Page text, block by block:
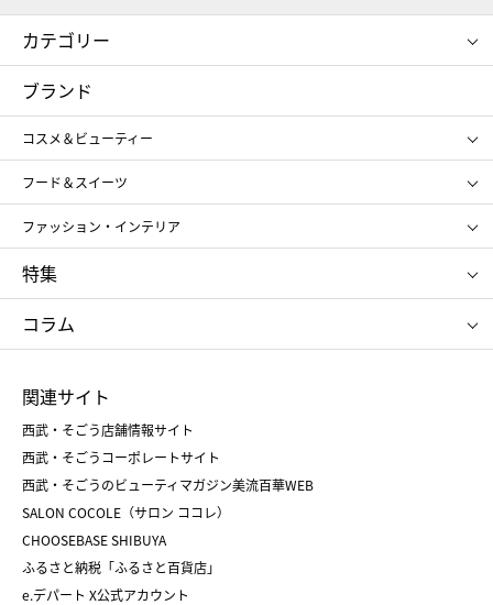
カテゴリー
コスメ＆ビューティー
ギフト
レディース
メンズ
スポーツ・アウトドア
お中元
お歳暮
ブランド
コスメ＆ビューティー
SHISEIDO
ポール&ジョー ボーテ
ジルスチュアート
NARS
RMK
クリニーク
SK-Ⅱ
フード＆スイーツ
アンリ・シャルパンティエ
ゴディバ
新宿高野
たねや
ねんりん家
ファッション・インテリア
ポロ ラルフ ローレン
タケオ キクチ
ママ＆キッズ
シュタイフ
特集
お中元
ひな人形
五月人形
父の日
クリスマスケーキ
ホワイトデー
コラム
菓子折り
和菓子
人気のギフト
バレンタイン
ホワイトデー
おせち
フード
関連サイト
西武・そごう店舗情報サイト
西武・そごうコーポレートサイト
西武・そごうのビューティマガジン美流百華WEB
SALON COCOLE（サロン ココレ）
CHOOSEBASE SHIBUYA
ふるさと納税「ふるさと百貨店」
e.デパート X公式アカウント